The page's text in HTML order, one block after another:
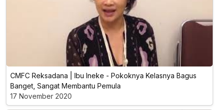
CMFC Reksadana | Ibu Ineke - Pokoknya Kelasnya Bagus
Banget, Sangat Membantu Pemula
17 November 2020